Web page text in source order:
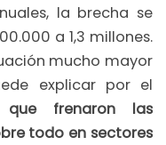
la brecha se
a 1,3 millones.
mucho mayor
explicar por el
que frenaron las
todo en sectores